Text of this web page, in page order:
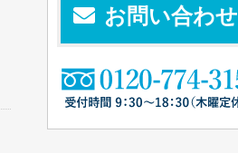
お問い合わせ